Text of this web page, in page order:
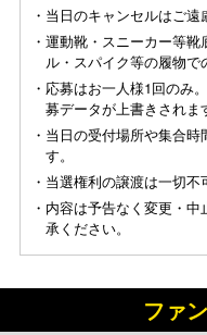
・当日のキャンセルはご遠
・運動靴・スニーカー等
ル・スパイク等の履物
・応募はお一人様1回のみ
募データが上書きされま
・当日の受付場所や集合
す。
・当選権利の譲渡は一切不
・内容は予告なく変更・
承ください。
ファ